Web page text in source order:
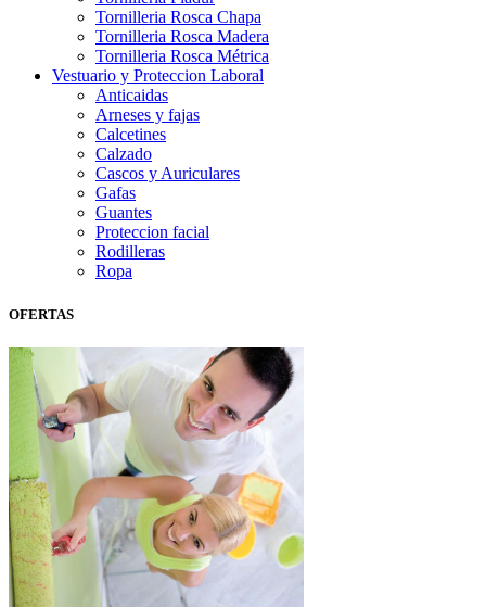
Tornilleria Rosca Chapa
Tornilleria Rosca Madera
Tornilleria Rosca Métrica
Vestuario y Proteccion Laboral
Anticaidas
Arneses y fajas
Calcetines
Calzado
Cascos y Auriculares
Gafas
Guantes
Proteccion facial
Rodilleras
Ropa
OFERTAS